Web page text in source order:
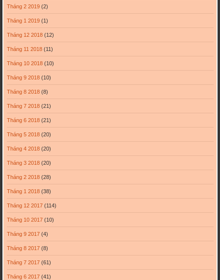
Tháng 2 2019(2)
Tháng 1 2019(1)
Tháng 12 2018(12)
Tháng 11 2018(11)
Tháng 10 2018(10)
Tháng 9 2018(10)
Tháng 8 2018(8)
Tháng 7 2018(21)
Tháng 6 2018(21)
Tháng 5 2018(20)
Tháng 4 2018(20)
Tháng 3 2018(20)
Tháng 2 2018(28)
Tháng 1 2018(38)
Tháng 12 2017(114)
Tháng 10 2017(10)
Tháng 9 2017(4)
Tháng 8 2017(8)
Tháng 7 2017(61)
Tháng 6 2017(41)